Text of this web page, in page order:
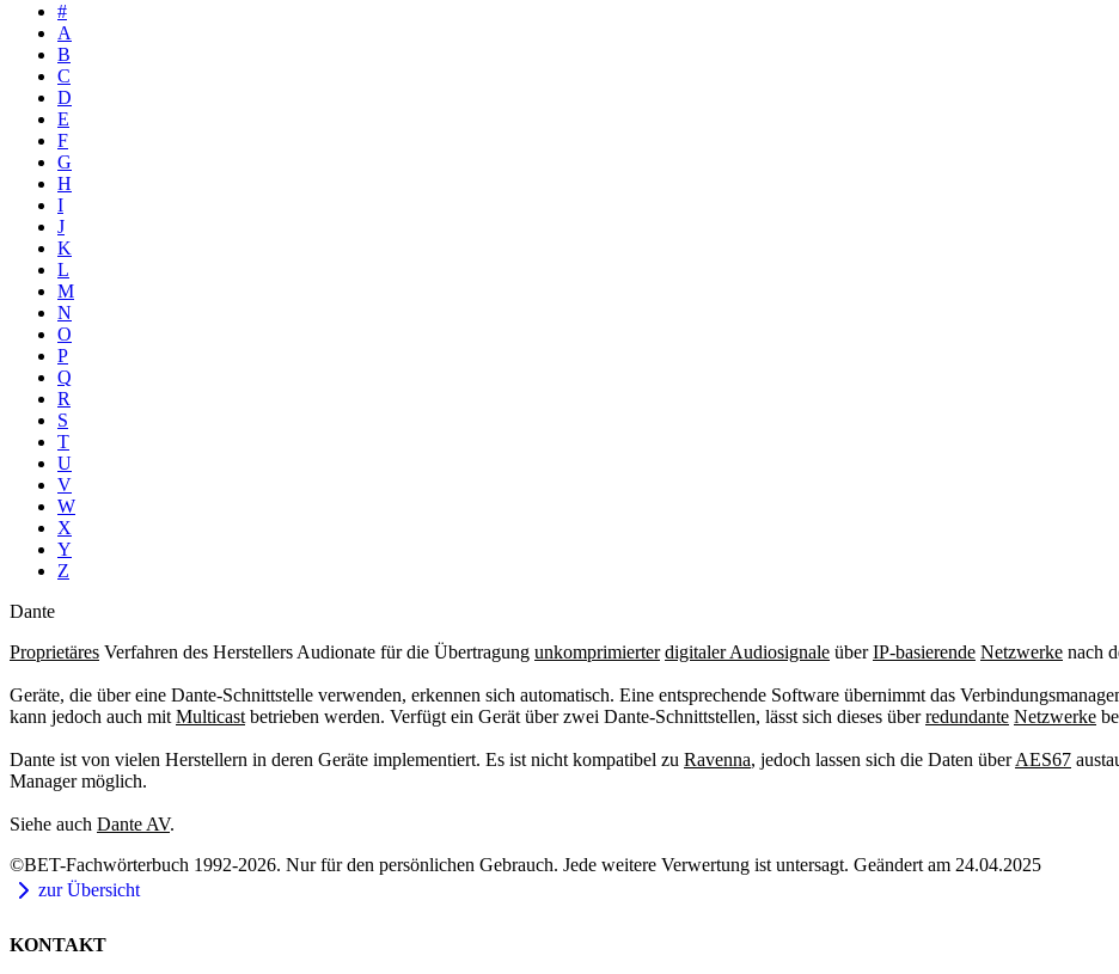
#
A
B
C
D
E
F
G
H
I
J
K
L
M
N
O
P
Q
R
S
T
U
V
W
X
Y
Z
Dante
Proprietäres Verfahren des Herstellers Audionate für die Übertragung unkomprimierter digitaler Audiosignale überIP-basierende Netzwerke nach
Geräte, die über eine Dante-Schnittstelle verwenden, erkennen sich automatisch. Eine entsprechende Software übernimmt das
kann jedoch auch mit Multicast betrieben werden. Verfügt ein Gerät über zwei Dante-Schnittstellen, lässt sich dieses überredundante Netzwerke
Dante ist von vielen Herstellern in deren Geräte implementiert. Es ist nicht kompatibel zu Ravenna, jedoch lassen sich die Daten überAES67
Manager möglich.
Siehe auch Dante AV.
©BET-Fachwörterbuch 1992-2026. Nur für den persönlichen Gebrauch. Jede weitere Verwertung ist untersagt. Geändert am 24.04.2025
zur Übersicht
KONTAKT